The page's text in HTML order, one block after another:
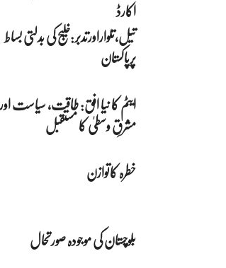
اکارڈ
تیل،تلواراورتدبر:خلیج کی بدلتی بساط
پرپاکستان
ایٹم کا نیا افق: طاقت، سیاست اور
مشرقِ وسطیٰ کا مستقبل
خطرہ کاتوازن
بلوچستان کی موجودہ صورتحال